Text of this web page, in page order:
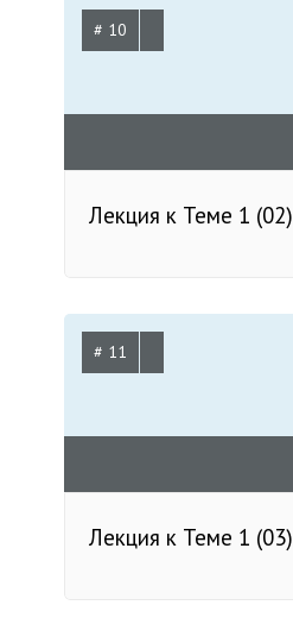
# 10
Лекция к Теме 1 (02)
# 11
Лекция к Теме 1 (03)